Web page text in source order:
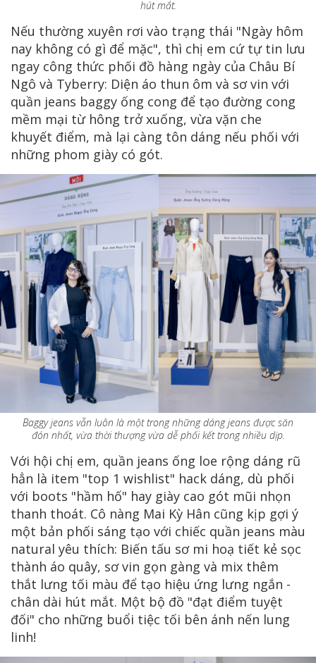
hút mắt.
Nếu thường xuyên rơi vào trạng thái "Ngày hôm
nay không có gì để mặc", thì chị em cứ tự tin lưu
ngay công thức phối đồ hàng ngày của Châu Bí
Ngô và Tyberry: Diện áo thun ôm và sơ vin với
quần jeans baggy ống cong để tạo đường cong
mềm mại từ hông trở xuống, vừa vặn che
khuyết điểm, mà lại càng tôn dáng nếu phối với
những phom giày có gót.
Baggy jeans vẫn luôn là một trong những dáng jeans được săn
đón nhất, vừa thời thượng vừa dễ phối kết trong nhiều dịp.
Với hội chị em, quần jeans ống loe rộng dáng rũ
hẳn là item "top 1 wishlist" hack dáng, dù phối
với boots "hầm hố" hay giày cao gót mũi nhọn
thanh thoát. Cô nàng Mai Kỳ Hân cũng kịp gợi ý
một bản phối sáng tạo với chiếc quần jeans màu
natural yêu thích: Biến tấu sơ mi hoạ tiết kẻ sọc
thành áo quây, sơ vin gọn gàng và mix thêm
thắt lưng tối màu để tạo hiệu ứng lưng ngắn -
chân dài hút mắt. Một bộ đồ "đạt điểm tuyệt
đối" cho những buổi tiệc tối bên ánh nến lung
linh!